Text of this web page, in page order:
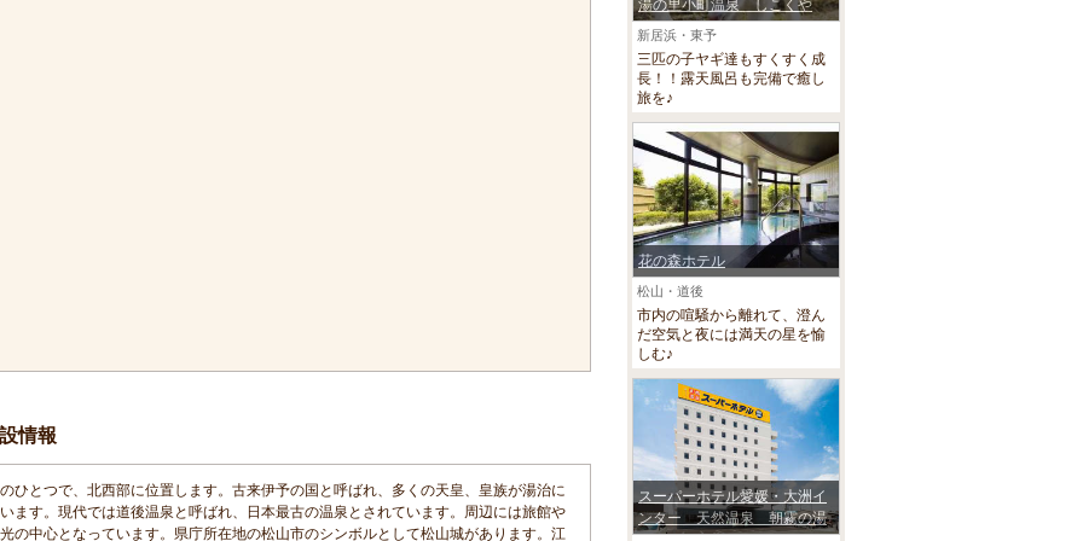
情報
ひとつで、北西部に位置します。古来伊予の国と呼ばれ、多くの天皇、皇族が湯治に
ます。現代では道後温泉と呼ばれ、日本最古の温泉とされています。周辺には旅館や
の中心となっています。県庁所在地の松山市のシンボルとして松山城があります。江
湯の里小町温泉 しこくや
新居浜・東予
三匹の子ヤギ達もすくすく成
長！！露天風呂も完備で癒し
旅を♪
花の森ホテル
松山・道後
市内の喧騒から離れて、澄ん
だ空気と夜には満天の星を愉
しむ♪
スーパーホテル愛媛・大洲イ
ンター 天然温泉 朝霧の湯